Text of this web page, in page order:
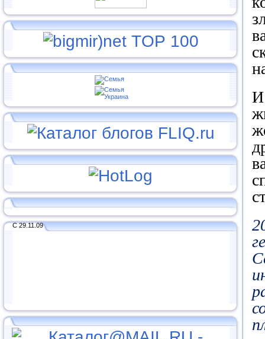
С 29.11.09
И